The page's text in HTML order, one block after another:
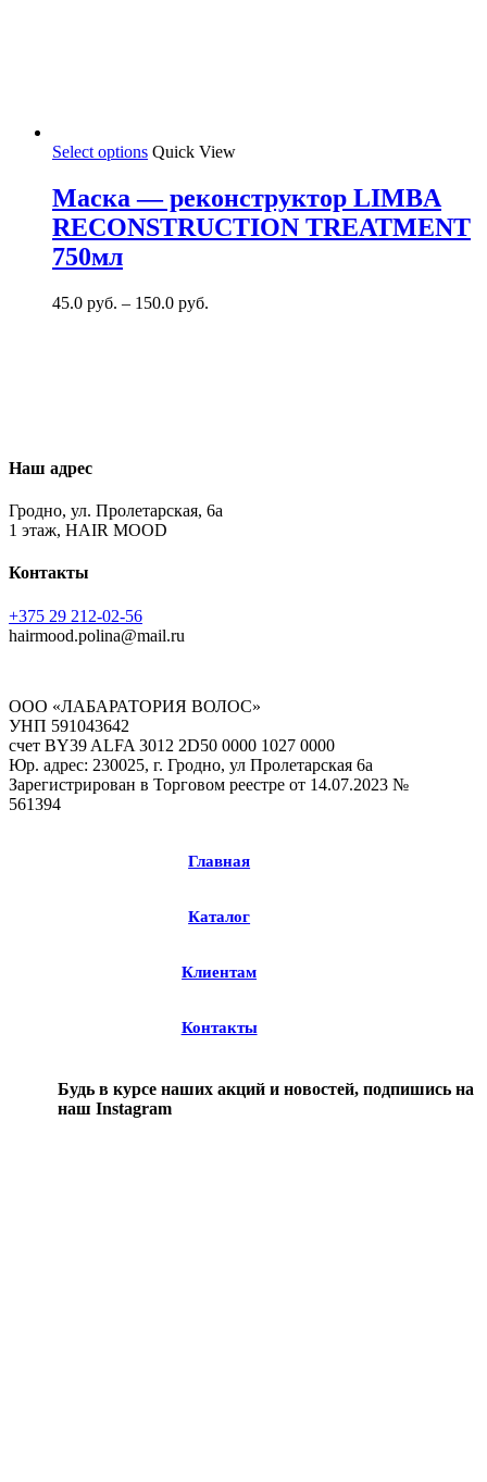
Select options Quick View
Маска — реконструктор LIMBA
RECONSTRUCTION TREATMENT
750мл
45.0 руб. – 150.0 руб.
Наш адрес
Гродно, ул. Пролетарская, 6а
1 этаж, HAIR MOOD
Контакты
+375 29 212-02-56
hairmood.polina@mail.ru
ООО «ЛАБАРАТОРИЯ ВОЛОС»
УНП 591043642
счет BY39 ALFA 3012 2D50 0000 1027 0000
Юр. адрес: 230025, г. Гродно, ул Пролетарская 6а
Зарегистрирован в Торговом реестре от 14.07.2023 №
561394
Главная
Каталог
Клиентам
Контакты
Будь в курсе наших акций и новостей, подпишись на
наш Instagram